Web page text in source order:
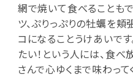
網で焼いて食べることも
ツ、ぷりっぷりの牡蠣を頬
コになることうけあいで
たい！という人には、食べ
さんで心ゆくまで味わって